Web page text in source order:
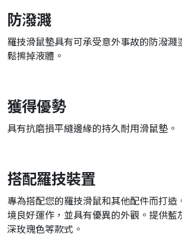
防潑濺
羅技滑鼠墊具有可承受意外事故的防潑濺
鬆擦掉液體。
獲得優勢
具有抗磨損平縫邊緣的持久耐用滑鼠墊。
搭配羅技裝置
專為搭配您的羅技滑鼠和其他配件而打造
境良好運作，並具有優異的外觀。提供藍
深玫瑰色等款式。